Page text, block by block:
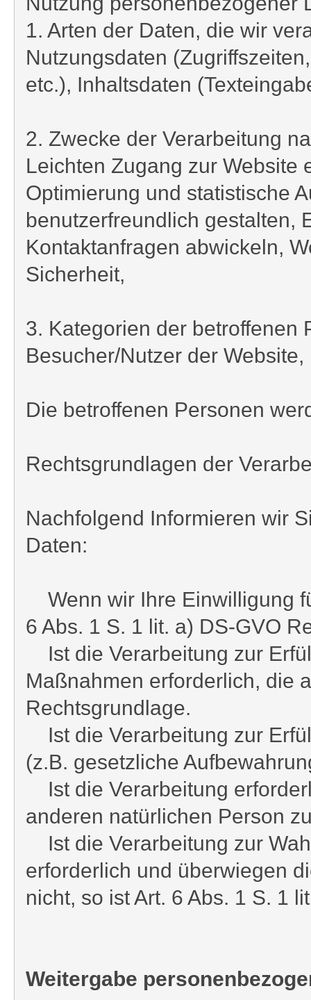
1. Arten der Daten, die wir
Nutzungsdaten
etc.), Inhaltsdaten
2. Zwecke der Verarbeitung
Leichten Zugang zur Website
Optimierung und statistische
benutzerfreundlich gestalten,
Kontaktanfragen abwickeln,
Sicherheit,
3. Kategorien der betroffenen
Besucher/Nutzer der Website,
Die betroffenen Personen
Rechtsgrundlagen der
Nachfolgend Informieren wir
Daten:
Wenn wir Ihre Einwilligung
6 Abs. 1 S. 1 lit. a) DS-GVO
Ist die Verarbeitung zur
Maßnahmen erforderlich, die
Rechtsgrundlage.
Ist die Verarbeitung zur
(z.B. gesetzliche
Ist die Verarbeitung
anderen natürlichen Person
Ist die Verarbeitung zur
erforderlich und überwiegen
nicht, so ist Art. 6 Abs. 1 S. 1
Weitergabe